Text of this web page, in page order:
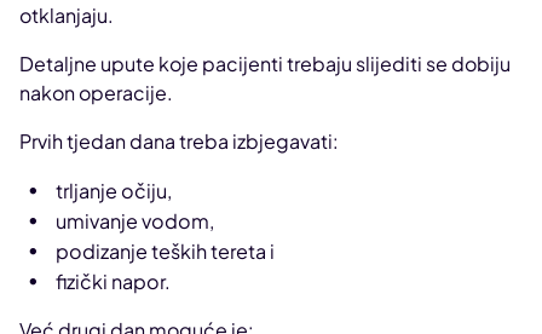
otklanjaju.
Detaljne upute koje pacijenti trebaju slijediti se dobiju
nakon operacije.
Prvih tjedan dana treba izbjegavati:
trljanje očiju,
umivanje vodom,
podizanje teških tereta i
fizički napor.